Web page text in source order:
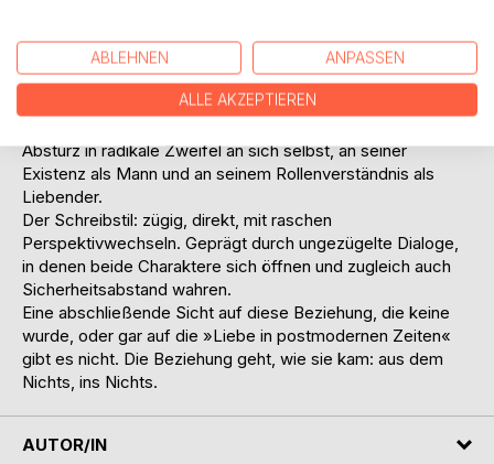
Offenheit, mit der der Autor seine Gedanken und Gefühle
mitteilt. Seine szenischen »Protokolle« bewegen sich
zwischen wütender Abrechnung, hoffnungsvoller
Absturz in radikale Zweifel an sich selbst, an seiner
Existenz als Mann und an seinem Rollenverständnis als
Liebender.
Der Schreibstil: zügig, direkt, mit raschen
Perspektivwechseln. Geprägt durch ungezügelte Dialoge,
in denen beide Charaktere sich öffnen und zugleich auch
Sicherheitsabstand wahren.
Eine abschließende Sicht auf diese Beziehung, die keine
wurde, oder gar auf die »Liebe in postmodernen Zeiten«
gibt es nicht. Die Beziehung geht, wie sie kam: aus dem
Nichts, ins Nichts.
AUTOR/IN
ABLEHNEN ANPASSEN
ALLE AKZEPTIEREN